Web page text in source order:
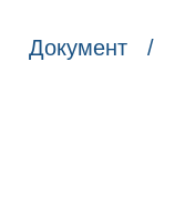
Документ /